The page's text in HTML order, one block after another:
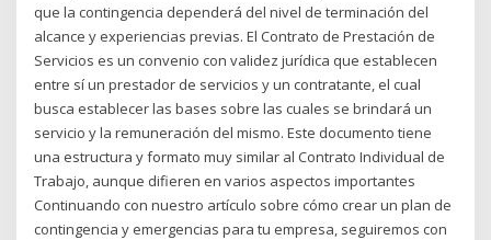
que la contingencia dependerá del nivel de terminación del
alcance y experiencias previas. El Contrato de Prestación de
Servicios es un convenio con validez jurídica que establecen
entre sí un prestador de servicios y un contratante, el cual
busca establecer las bases sobre las cuales se brindará un
servicio y la remuneración del mismo. Este documento tiene
una estructura y formato muy similar al Contrato Individual de
Trabajo, aunque difieren en varios aspectos importantes
Continuando con nuestro artículo sobre cómo crear un plan de
contingencia y emergencias para tu empresa, seguiremos con